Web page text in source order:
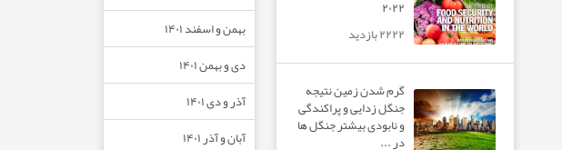
۲۰۲۲
۲۲۲۲ بازدید
گرم شدن زمین نتیجه
جنگل زدایی و پراکندگی
و نابودی بیشتر جنگل ها
در ...
بهمن و اسفند ۱۴۰۱
دی و بهمن ۱۴۰۱
آذر و دی ۱۴۰۱
آبان و آذر ۱۴۰۱